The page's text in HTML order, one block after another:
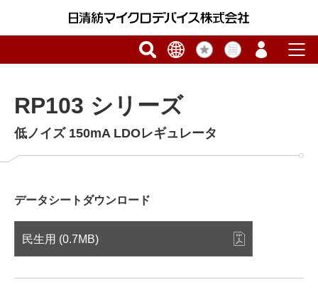
RP103 シリーズ
低ノイズ 150mA LDOレギュレータ
データシートダウンロード
民生用 (0.7MB)